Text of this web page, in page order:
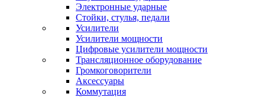
Электронные ударные
Стойки, стулья, педали
Усилители
Усилители мощности
Цифровые усилители мощности
Трансляционное оборудование
Громкоговорители
Аксессуары
Коммутация